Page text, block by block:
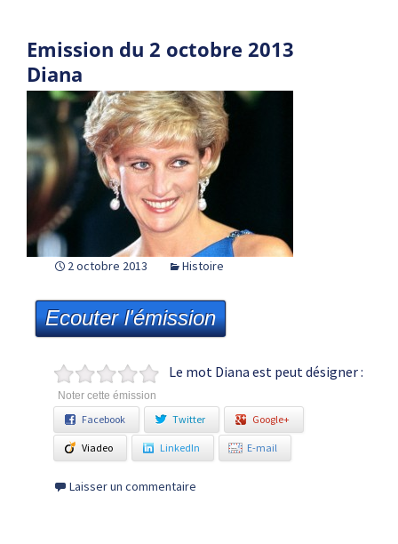
Emission du 2 octobre 2013
Diana
2 octobre 2013 Histoire
Ecouter l'émission
Noter cette émission
Le mot Diana est peut désigner :
Facebook Twitter Google+
Viadeo LinkedIn E-mail
Laisser un commentaire